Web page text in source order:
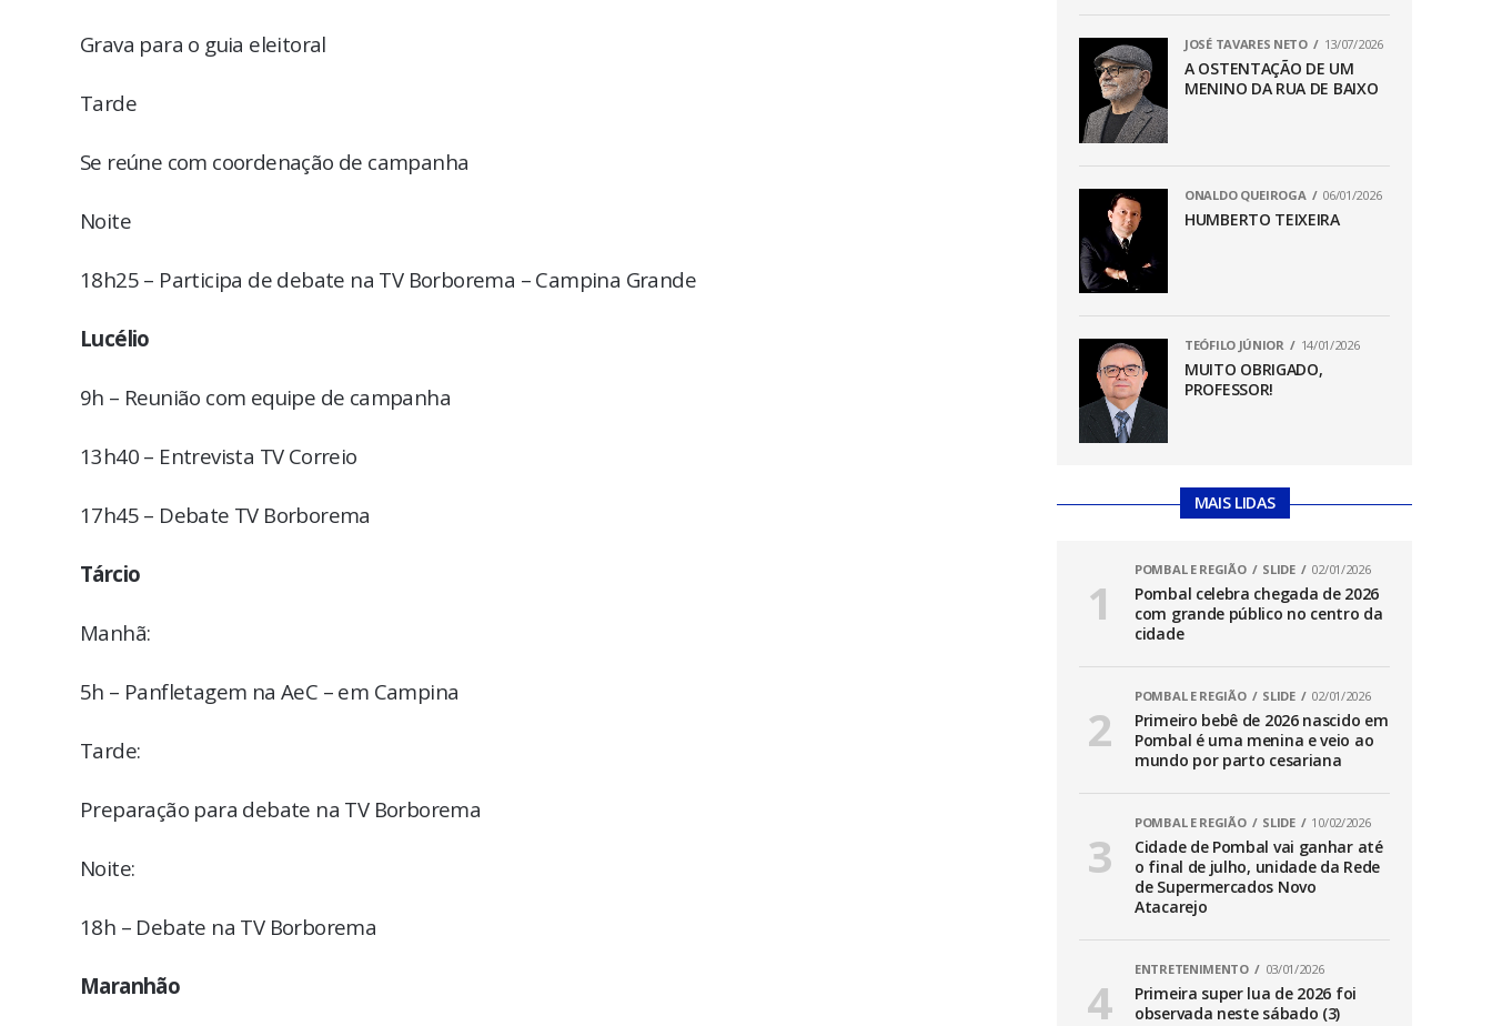
Grava para o guia eleitoral
Tarde
Se reúne com coordenação de campanha
Noite
18h25 – Participa de debate na TV Borborema – Campina Grande
Lucélio
9h – Reunião com equipe de campanha
13h40 – Entrevista TV Correio
17h45 – Debate TV Borborema
Tárcio
Manhã:
5h – Panfletagem na AeC – em Campina
Tarde:
Preparação para debate na TV Borborema
Noite:
18h – Debate na TV Borborema
Maranhão
JOSÉ TAVARES NETO 13/07/2026
A OSTENTAÇÃO DE UM
MENINO DA RUA DE BAIXO
ONALDO QUEIROGA 06/01/2026
HUMBERTO TEIXEIRA
TEÓFILO JÚNIOR 14/01/2026
MUITO OBRIGADO,
PROFESSOR!
MAIS LIDAS
POMBAL E REGIÃO SLIDE 02/01/2026
Pombal celebra chegada de 2026
com grande público no centro da
cidade
POMBAL E REGIÃO SLIDE 02/01/2026
Primeiro bebê de 2026 nascido em
Pombal é uma menina e veio ao
mundo por parto cesariana
POMBAL E REGIÃO SLIDE 10/02/2026
Cidade de Pombal vai ganhar até
o final de julho, unidade da Rede
de Supermercados Novo
Atacarejo
ENTRETENIMENTO 03/01/2026
Primeira super lua de 2026 foi
observada neste sábado (3)